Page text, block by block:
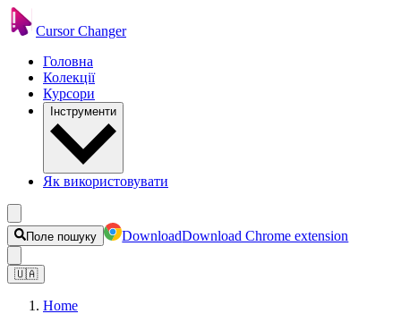
Cursor Changer
Головна
Колекції
Курсори
Інструменти
Як використовувати
Поле пошуку DownloadDownload Chrome extension
🇺🇦
Home